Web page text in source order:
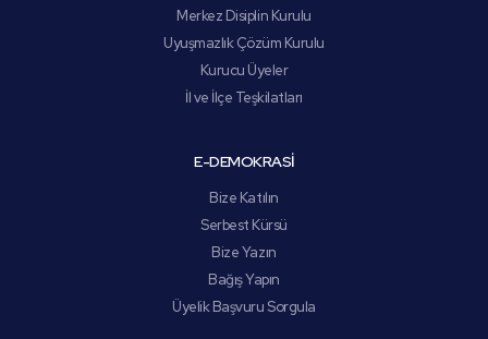
Merkez Disiplin Kurulu
Uyuşmazlık Çözüm Kurulu
Kurucu Üyeler
İl ve İlçe Teşkilatları
E-DEMOKRASİ
Bize Katılın
Serbest Kürsü
Bize Yazın
Bağış Yapın
Üyelik Başvuru Sorgula